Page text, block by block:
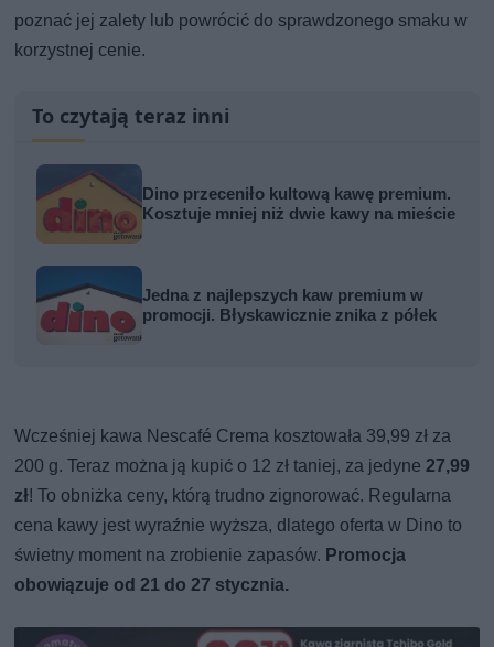
poznać jej zalety lub powrócić do sprawdzonego smaku w
korzystnej cenie.
To czytają teraz inni
Dino przeceniło kultową kawę premium.
Kosztuje mniej niż dwie kawy na mieście
Jedna z najlepszych kaw premium w
promocji. Błyskawicznie znika z półek
Wcześniej kawa Nescafé Crema kosztowała 39,99 zł za
200 g. Teraz można ją kupić o 12 zł taniej, za jedyne27,99
zł! To obniżka ceny, którą trudno zignorować. Regularna
cena kawy jest wyraźnie wyższa, dlatego oferta w Dino to
świetny moment na zrobienie zapasów. Promocja
obowiązuje od 21 do 27 stycznia.